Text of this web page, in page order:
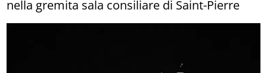
nella gremita sala consiliare di Saint-Pierre